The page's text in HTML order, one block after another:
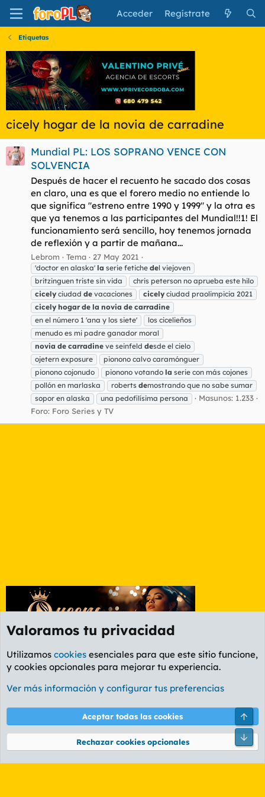
Acceder Regístrate
Etiquetas
cicely hogar de la novia de carradine
Mundial PL: LOS SOPRANO VENCE CON
SOLVENCIA
Después de hacer el recuento he sacado dos cosas
en claro, una es que el forero medio no entiende lo
que significa "estreno entre 1990 y 1999" y la otra es
que ya tenemos a las participantes del Mundial!!1! El
funcionamiento será sencillo, hoy tenemos jornada
de reflexión y a partir de mañana...
Lebrom Tema 27 May 2021
'doctor en alaska' la serie fetiche del viejoven
britzinguen triste sin vida
chris peterson no aprueba este hilo
cicely ciudad de vacaciones cicely ciudad praolimpicia 2021
cicely hogar de la novia de carradine
en el número 1 'ana y los siete'
los cicelieños
menudo es mi padre ganador moral
novia de carradine ve seinfeld desde el cielo
ojetern exposure
pionono calvo caramónguer
pionono cojonudo
pionono votando la serie con más cojones
pollón en marlaska
roberts demostrando que no sabe sumar
sopor en alaska
una pedofilísima persona
Masunos: 1.233
Foro: Foro Series y TV
Etiquetas
Cookies
PL OLDSTYLE AMARILLO
Términos y reglas Política de privacidad Ayuda
Community platform by XenForo® © 2010-2026 XenForo Ltd.
Valoramos tu privacidad
Utilizamos cookies esenciales para que este sitio funcione,
y cookies opcionales para mejorar tu experiencia.
Ver más información y configurar tus preferencias
Aceptar todas las cookies
Rechazar cookies opcionales
Pie